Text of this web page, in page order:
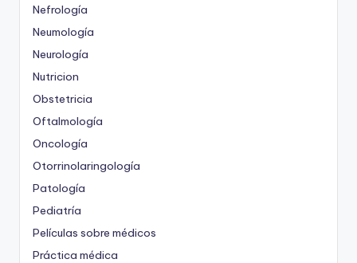
Nefrología
Neumología
Neurología
Nutricion
Obstetricia
Oftalmología
Oncología
Otorrinolaringología
Patología
Pediatría
Películas sobre médicos
Práctica médica